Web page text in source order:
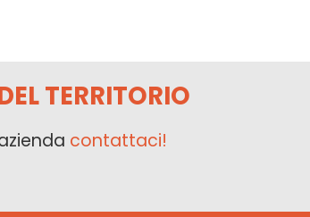
TERRITORIO
contattaci!